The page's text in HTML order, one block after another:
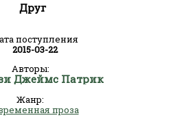
Друг
поступления
2015-03-22
Авторы:
Джеймс Патрик
Жанр:
проза